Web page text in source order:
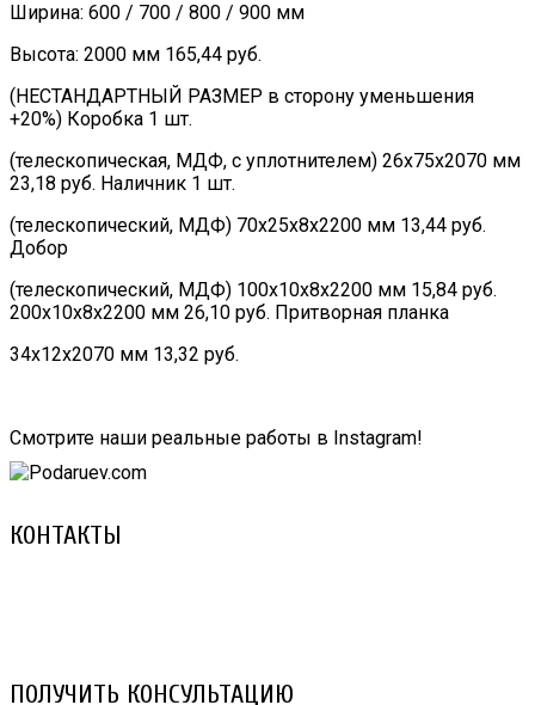
Ширина: 600 / 700 / 800 / 900 мм
Высота: 2000 мм 165,44 руб.
(НЕСТАНДАРТНЫЙ РАЗМЕР в сторону уменьшения
+20%) Коробка 1 шт.
(телескопическая, МДФ, с уплотнителем) 26х75х2070 мм
23,18 руб. Наличник 1 шт.
(телескопический, МДФ) 70х25х8х2200 мм 13,44 руб.
Добор
(телескопический, МДФ) 100х10х8х2200 мм 15,84 руб.
200х10х8х2200 мм 26,10 руб. Притворная планка
34х12х2070 мм 13,32 руб.
Смотрите наши реальные работы в Instagram!
КОНТАКТЫ
ПОЛУЧИТЬ КОНСУЛЬТАЦИЮ